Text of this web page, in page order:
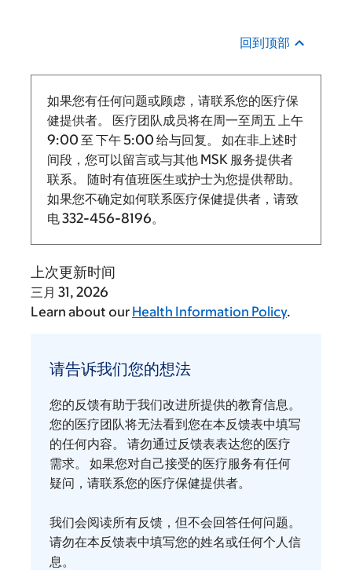
回到顶部
如果您有任何问题或顾虑，请联系您的医疗保
健提供者。 医疗团队成员将在周一至周五 上午
9:00 至 下午 5:00 给与回复。
如在非上述时
间段，您可以留言或与其他 MSK 服务提供者
联系。 随时有值班医生或护士为您提供帮助。
如果您不确定如何联系医疗保健提供者，请致
电332-456-8196。
上次更新时间
三月 31, 2026
Learn about our Health Information Policy.
告
我
们
您
的
想
请告诉我们您的想法
您的反馈有助于我们改进所提供的教育信息。
您的医疗团队将无法看到您在本反馈表中填写
的任何内容。 请勿通过反馈表表达您的医疗
需求。 如果您对自己接受的医疗服务有任何
疑问，请联系您的医疗保健提供者。
我们会阅读所有反馈，但不会回答任何问题。
请勿在本反馈表中填写您的姓名或任何个人信
息。